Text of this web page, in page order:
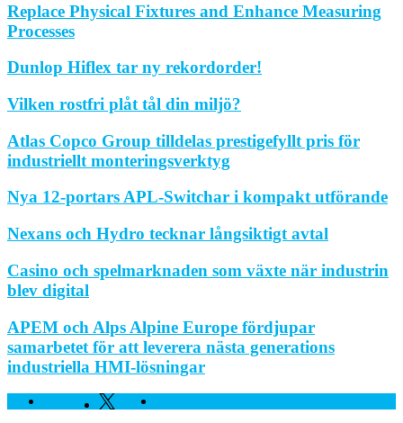
Replace Physical Fixtures and Enhance Measuring
Processes
Dunlop Hiflex tar ny rekordorder!
Vilken rostfri plåt tål din miljö?
Atlas Copco Group tilldelas prestigefyllt pris för
industriellt monteringsverktyg
Nya 12-portars APL-Switchar i kompakt utförande
Nexans och Hydro tecknar långsiktigt avtal
Casino och spelmarknaden som växte när industrin
blev digital
APEM och Alps Alpine Europe fördjupar
samarbetet för att leverera nästa generations
industriella HMI-lösningar
Facebook Twitter